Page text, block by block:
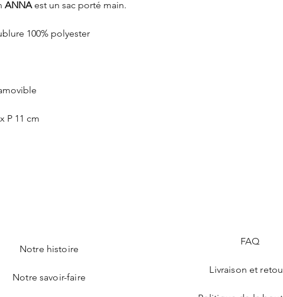
ANNAest un sac porté main.
100% polyester
P 11 cm
Notre histoire
Notre savoir-faire
FAQ
Livraison et